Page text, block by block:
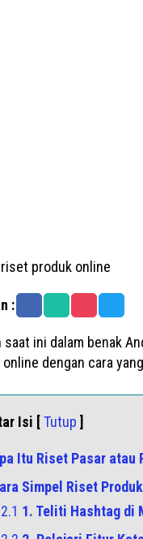
:
saat ini dalam benak
online dengan cara
Isi [Tutup ]
Itu Riset Pasar atau
Simpel Riset
2.1 1. Teliti Hashtag di